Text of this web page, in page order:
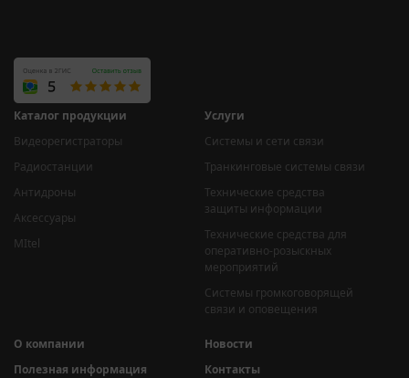
Каталог продукции
Видеорегистраторы
Радиостанции
Антидроны
Аксессуары
MItel
Услуги
Системы и сети связи
Транкинговые системы связи
Технические средства
защиты информации
Технические средства для
оперативно-розыскных
мероприятий
Системы громкоговорящей
связи и оповещения
О компании
Новости
Полезная информация
Контакты